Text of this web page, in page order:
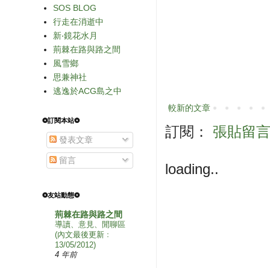
較新的文章
訂閱： 張貼留
loading..
SOS BLOG
行走在消逝中
新‧鏡花水月
荊棘在路與路之間
風雪鄉
思兼神社
逃逸於ACG島之中
❂訂閱本站❂
發表文章
留言
❂友站動態❂
荊棘在路與路之間
導讀、意見、閒聊區
(內文最後更新﹕
13/05/2012)
4 年前